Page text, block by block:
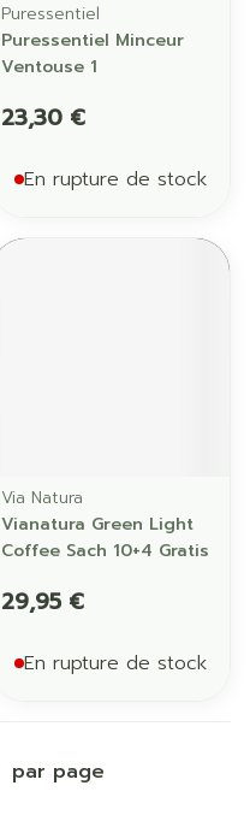
Puressentiel
Puressentiel Minceur
Ventouse 1
23,30 €
En rupture de stock
Via Natura
Vianatura Green Light
Coffee Sach 10+4 Gratis
29,95 €
En rupture de stock
par page